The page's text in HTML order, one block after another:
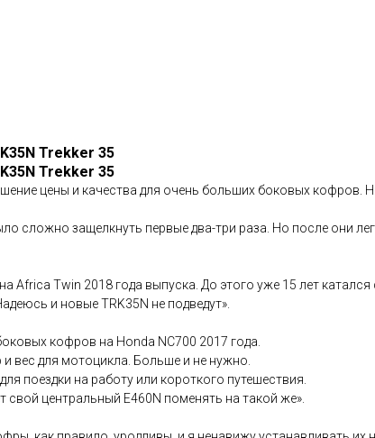
Trekker 35
Trekker 35
цены и качества для очень больших боковых кофров.
сложно защелкнуть первые два-три раза. Но после они
Africa Twin 2018 года выпуска. До этого уже 15 лет
и новые TRK35N не подведут».
кофров на Honda NC700 2017 года.
вес для мотоцикла. Больше и не нужно.
поездки на работу или короткого путешествия.
центральный E460N поменять на такой же».